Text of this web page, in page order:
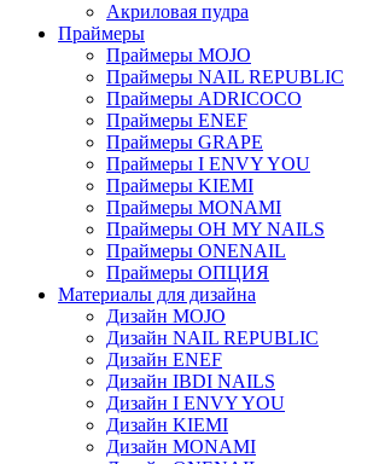
Акриловая пудра
Праймеры
Праймеры MOJO
Праймеры NAIL REPUBLIC
Праймеры ADRICOCO
Праймеры ENEF
Праймеры GRAPE
Праймеры I ENVY YOU
Праймеры KIEMI
Праймеры MONAMI
Праймеры OH MY NAILS
Праймеры ONENAIL
Праймеры ОПЦИЯ
Материалы для дизайна
Дизайн MOJO
Дизайн NAIL REPUBLIC
Дизайн ENEF
Дизайн IBDI NAILS
Дизайн I ENVY YOU
Дизайн KIEMI
Дизайн MONAMI